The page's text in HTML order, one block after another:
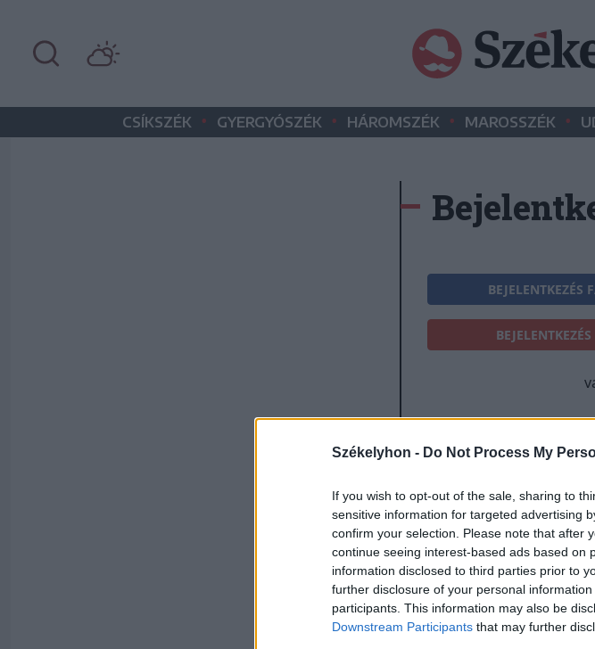
Székelyhon - Do Not Process My
If you wish to opt-out of the sale, sharing to
sensitive information for targeted advertising
confirm your selection. Please note that after
continue seeing interest-based ads based on
information disclosed to third parties prior to
further disclosure of your personal
participants. This information may also be
Downstream Participants that may further
CSÍKSZÉK • GYERGYÓSZÉK • HÁROMSZÉK • MAROSSZÉK •
BEJELENTKEZÉS
E-mail-cím
Jelszó
Elfelejtette a jelszavát?